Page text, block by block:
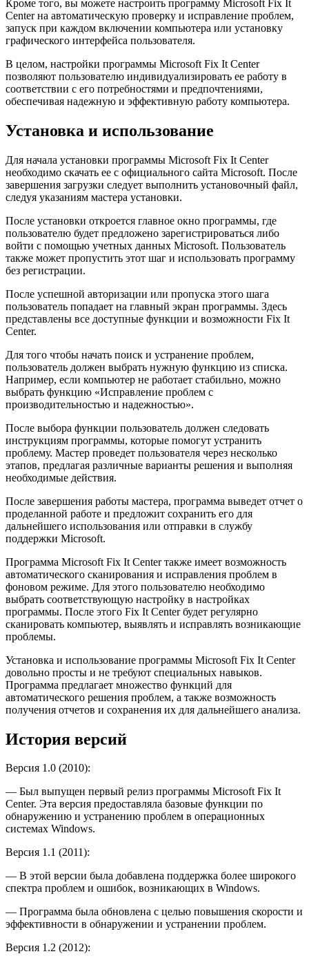
Кроме того, вы можете настроить программу Microsoft Fix It
Center на автоматическую проверку и исправление проблем,
запуск при каждом включении компьютера или установку
графического интерфейса пользователя.
В целом, настройки программы Microsoft Fix It Center
позволяют пользователю индивидуализировать ее работу в
соответствии с его потребностями и предпочтениями,
обеспечивая надежную и эффективную работу компьютера.
Установка и использование
Для начала установки программы Microsoft Fix It Center
необходимо скачать ее с официального сайта Microsoft. После
завершения загрузки следует выполнить установочный файл,
следуя указаниям мастера установки.
После установки откроется главное окно программы, где
пользователю будет предложено зарегистрироваться либо
войти с помощью учетных данных Microsoft. Пользователь
также может пропустить этот шаг и использовать программу
без регистрации.
После успешной авторизации или пропуска этого шага
пользователь попадает на главный экран программы. Здесь
представлены все доступные функции и возможности Fix It
Center.
Для того чтобы начать поиск и устранение проблем,
пользователь должен выбрать нужную функцию из списка.
Например, если компьютер не работает стабильно, можно
выбрать функцию «Исправление проблем с
производительностью и надежностью».
После выбора функции пользователь должен следовать
инструкциям программы, которые помогут устранить
проблему. Мастер проведет пользователя через несколько
этапов, предлагая различные варианты решения и выполняя
необходимые действия.
После завершения работы мастера, программа выведет отчет о
проделанной работе и предложит сохранить его для
дальнейшего использования или отправки в службу
поддержки Microsoft.
Программа Microsoft Fix It Center также имеет возможность
автоматического сканирования и исправления проблем в
фоновом режиме. Для этого пользователю необходимо
выбрать соответствующую настройку в настройках
программы. После этого Fix It Center будет регулярно
сканировать компьютер, выявлять и исправлять возникающие
проблемы.
Установка и использование программы Microsoft Fix It Center
довольно просты и не требуют специальных навыков.
Программа предлагает множество функций для
автоматического решения проблем, а также возможность
получения отчетов и сохранения их для дальнейшего анализа.
История версий
Версия 1.0 (2010):
— Был выпущен первый релиз программы Microsoft Fix It
Center. Эта версия предоставляла базовые функции по
обнаружению и устранению проблем в операционных
системах Windows.
Версия 1.1 (2011):
— В этой версии была добавлена поддержка более широкого
спектра проблем и ошибок, возникающих в Windows.
— Программа была обновлена с целью повышения скорости и
эффективности в обнаружении и устранении проблем.
Версия 1.2 (2012):